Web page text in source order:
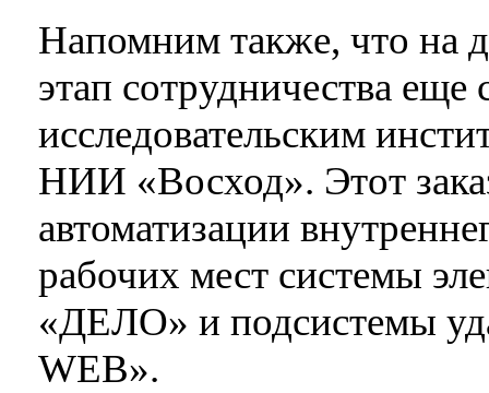
Напомним также, что на
этап сотрудничества
исследовательским
НИИ «Восход». Этот
автоматизации
рабочих мест системы
«ДЕЛО» и подсистемы
WEB».